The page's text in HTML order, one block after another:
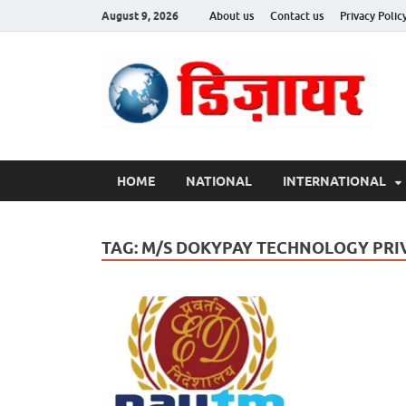
August 9, 2026 About us Contact us Privacy
HOME NATIONAL INTERNATIONAL
TAG: M/S DOKYPAY TECHNOLOGY